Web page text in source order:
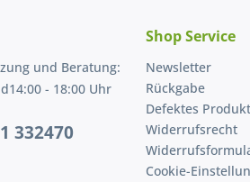
und Beratung:
- 18:00 Uhr
332470
Shop Service
Newsletter
Rückgabe
Defektes Produkt
Widerrufsrecht
Cookie-